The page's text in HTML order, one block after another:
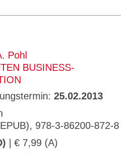
Pohl
BUSINESS-
25.02.2013
978-3-86200-872-8
| € 7,99 (A)